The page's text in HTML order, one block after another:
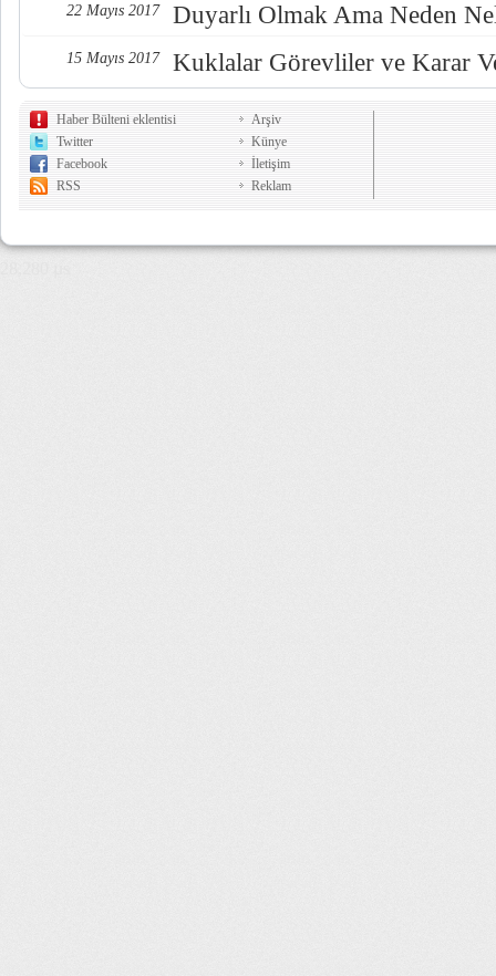
22 Mayıs 2017 Duyarlı Olmak Ama Neden
15 Mayıs 2017 Kuklalar Görevliler ve Karar
Haber Bülteni eklentisi
Twitter
Facebook
RSS
Arşiv
Künye
İletişim
Reklam